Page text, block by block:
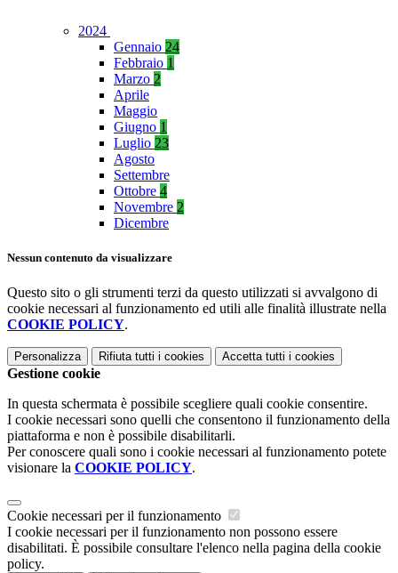
2024
Gennaio 24
Febbraio 1
Marzo 2
Aprile
Maggio
Giugno 1
Luglio 23
Agosto
Settembre
Ottobre 4
Novembre 2
Dicembre
Nessun contenuto da visualizzare
Questo sito o gli strumenti terzi da questo utilizzati si avvalgono di
cookie necessari al funzionamento ed utili alle finalità illustrate nella
COOKIE POLICY.
Personalizza Rifiuta tutti i cookies Accetta tutti i cookies
Gestione cookie
In questa schermata è possibile scegliere quali cookie consentire.
I cookie necessari sono quelli che consentono il funzionamento della
piattaforma e non è possibile disabilitarli.
Per conoscere quali sono i cookie necessari al funzionamento potete
visionare la COOKIE POLICY.
Cookie necessari per il funzionamento
I cookie necessari per il funzionamento non possono essere
disabilitati. È possibile consultare l'elenco nella pagina della cookie
policy.